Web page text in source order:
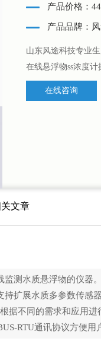
产品价格：
产品品牌：
山东风途科技专业
在线悬浮物ss浓度
在线咨询
文章
监测水质悬浮物的仪
扩展水质多参数传感
据不同的需求和应用
RTU通讯协议方便